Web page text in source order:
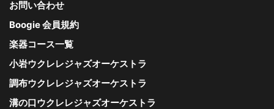
お問い合わせ
Boogie 会員規約
楽器コース一覧
小岩ウクレレジャズオーケストラ
調布ウクレレジャズオーケストラ
溝の口ウクレレジャズオーケストラ